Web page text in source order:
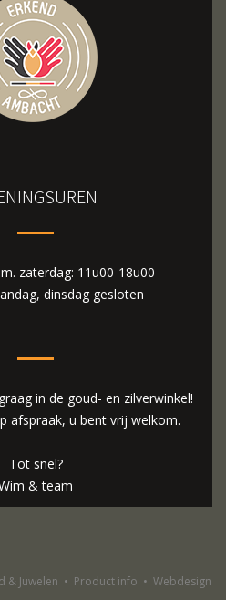
zaterdag: 11u00-18u00
dinsdag gesloten
in de goud- en zilverwinkel!
afspraak, u bent vrij welkom.
Tot snel?
& team
& Juwelen • Product info • Webdesign